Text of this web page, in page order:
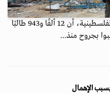
أعلنت وزارة التربية والتعليم العالي الفلسطينية، أن 12 ألفًا و943 طالبًا